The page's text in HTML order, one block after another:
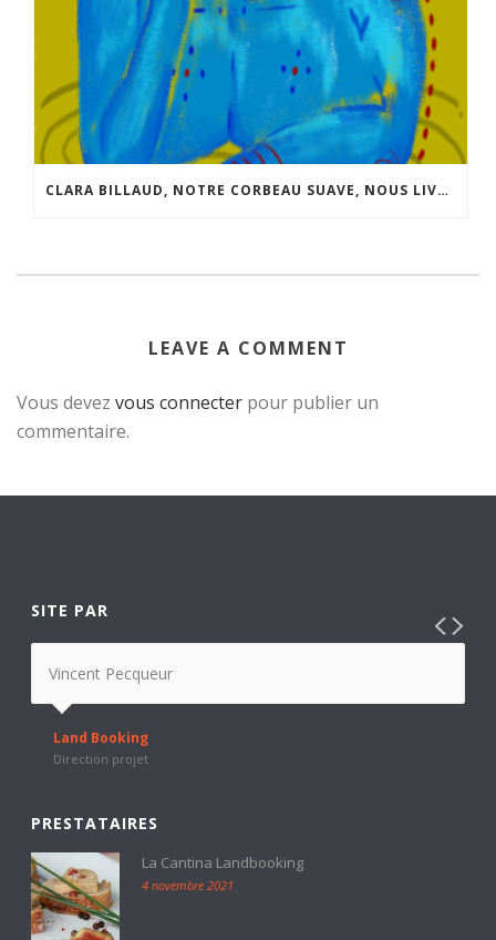
CLARA BILLAUD, NOTRE CORBEAU SUAVE, NOUS LIVRE QUELQUES INFOS SUR SON NOUVEAU “JEU”.
LEAVE A COMMENT
Vous devez vous connecter pour publier un
commentaire.
SITE PAR
Vincent Pecqueur
Land Booking
Direction projet
PRESTATAIRES
La Cantina Landbooking
4 novembre 2021